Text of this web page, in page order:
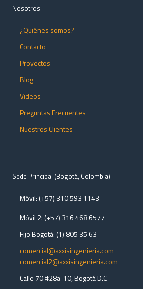
Nosotros
¿Quiénes somos?
Contacto
Proyectos
Blog
Videos
Preguntas Frecuentes
Nuestros Clientes
Sede Principal (Bogotá, Colombia)
Móvil: (+57) 310 593 1143
Móvil 2: (+57) 316 468 6577
Fijo Bogotá: (1) 805 35 63
comercial@axxisingenieria.com
comercial2@axxisingenieria.com
Calle 70 #28a-10, Bogotá D.C